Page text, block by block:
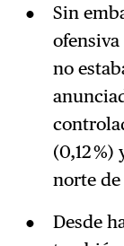
Sin
no
(0,12
norte
Desde